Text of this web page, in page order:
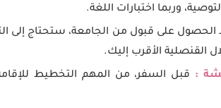
وربما اختبارات اللغة.
الحصول على قبول من الجامعة، ستحتاج إلى
القنصلية الأقرب إليك.
: قبل السفر، من المهم التخطيط